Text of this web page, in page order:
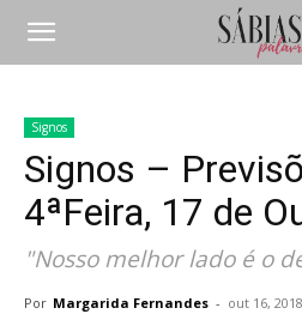
Signos
Signos –
4ªFeira, 17 de
"Nosso melhor lado é o
Por Margarida Fernandes - out 16, 2018